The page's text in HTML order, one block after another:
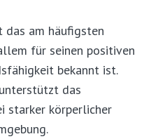
das am häufigsten
für seinen positiven
bekannt ist.
das
starker körperlicher